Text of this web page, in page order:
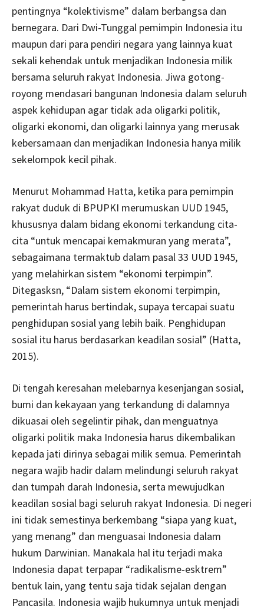
pentingnya “kolektivisme” dalam berbangsa dan
bernegara. Dari Dwi-Tunggal pemimpin Indonesia itu
maupun dari para pendiri negara yang lainnya kuat
sekali kehendak untuk menjadikan Indonesia milik
bersama seluruh rakyat Indonesia. Jiwa gotong-
royong mendasari bangunan Indonesia dalam seluruh
aspek kehidupan agar tidak ada oligarki politik,
oligarki ekonomi, dan oligarki lainnya yang merusak
kebersamaan dan menjadikan Indonesia hanya milik
sekelompok kecil pihak.
Menurut Mohammad Hatta, ketika para pemimpin
rakyat duduk di BPUPKI merumuskan UUD 1945,
khususnya dalam bidang ekonomi terkandung cita-
cita “untuk mencapai kemakmuran yang merata”,
sebagaimana termaktub dalam pasal 33 UUD 1945,
yang melahirkan sistem “ekonomi terpimpin”.
Ditegasksn, “Dalam sistem ekonomi terpimpin,
pemerintah harus bertindak, supaya tercapai suatu
penghidupan sosial yang lebih baik. Penghidupan
sosial itu harus berdasarkan keadilan sosial” (Hatta,
2015).
Di tengah keresahan melebarnya kesenjangan sosial,
bumi dan kekayaan yang terkandung di dalamnya
dikuasai oleh segelintir pihak, dan menguatnya
oligarki politik maka Indonesia harus dikembalikan
kepada jati dirinya sebagai milik semua. Pemerintah
negara wajib hadir dalam melindungi seluruh rakyat
dan tumpah darah Indonesia, serta mewujudkan
keadilan sosial bagi seluruh rakyat Indonesia. Di negeri
ini tidak semestinya berkembang “siapa yang kuat,
yang menang” dan menguasai Indonesia dalam
hukum Darwinian. Manakala hal itu terjadi maka
Indonesia dapat terpapar “radikalisme-esktrem”
bentuk lain, yang tentu saja tidak sejalan dengan
Pancasila. Indonesia wajib hukumnya untuk menjadi